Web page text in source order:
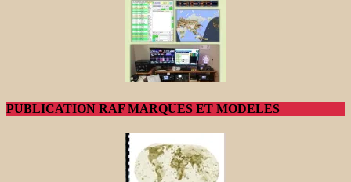
PUBLICATION RAF MARQUES ET MODELES